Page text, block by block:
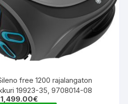
free 1200 rajalangaton
19923-35, 9708014-08
1,499.00€